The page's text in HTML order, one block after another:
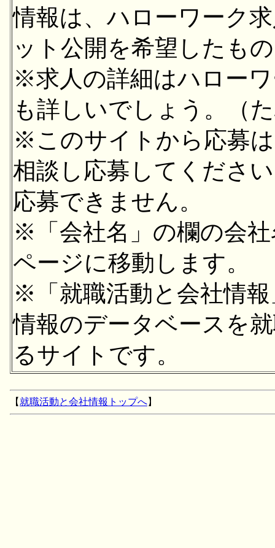
情報は、ハローワーク
ット公開を希望したも
※求人の詳細はハロー
も詳しいでしょう。（
※このサイトから応募
相談し応募してくださ
応募できません。
※「会社名」の欄の会
ページに移動します。
※「就職活動と会社情
情報のデータベースを
るサイトです。
【 就職活動と会社情報トップへ】